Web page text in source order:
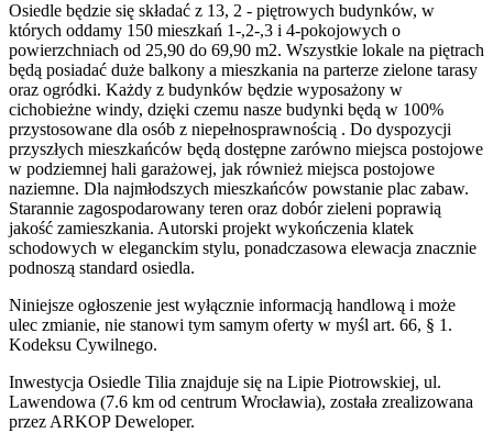
Osiedle będzie się składać z 13, 2 - piętrowych budynków, w
których oddamy 150 mieszkań 1-,2-,3 i 4-pokojowych o
powierzchniach od 25,90 do 69,90 m2. Wszystkie lokale na piętrach
będą posiadać duże balkony a mieszkania na parterze zielone tarasy
oraz ogródki. Każdy z budynków będzie wyposażony w
cichobieżne windy, dzięki czemu nasze budynki będą w 100%
przystosowane dla osób z niepełnosprawnością . Do dyspozycji
przyszłych mieszkańców będą dostępne zarówno miejsca postojowe
w podziemnej hali garażowej, jak również miejsca postojowe
naziemne. Dla najmłodszych mieszkańców powstanie plac zabaw.
Starannie zagospodarowany teren oraz dobór zieleni poprawią
jakość zamieszkania. Autorski projekt wykończenia klatek
schodowych w eleganckim stylu, ponadczasowa elewacja znacznie
podnoszą standard osiedla.
Niniejsze ogłoszenie jest wyłącznie informacją handlową i może
ulec zmianie, nie stanowi tym samym oferty w myśl art. 66, § 1.
Kodeksu Cywilnego.
Inwestycja Osiedle Tilia znajduje się na Lipie Piotrowskiej, ul.
Lawendowa (7.6 km od centrum Wrocławia), została zrealizowana
przez ARKOP Deweloper.